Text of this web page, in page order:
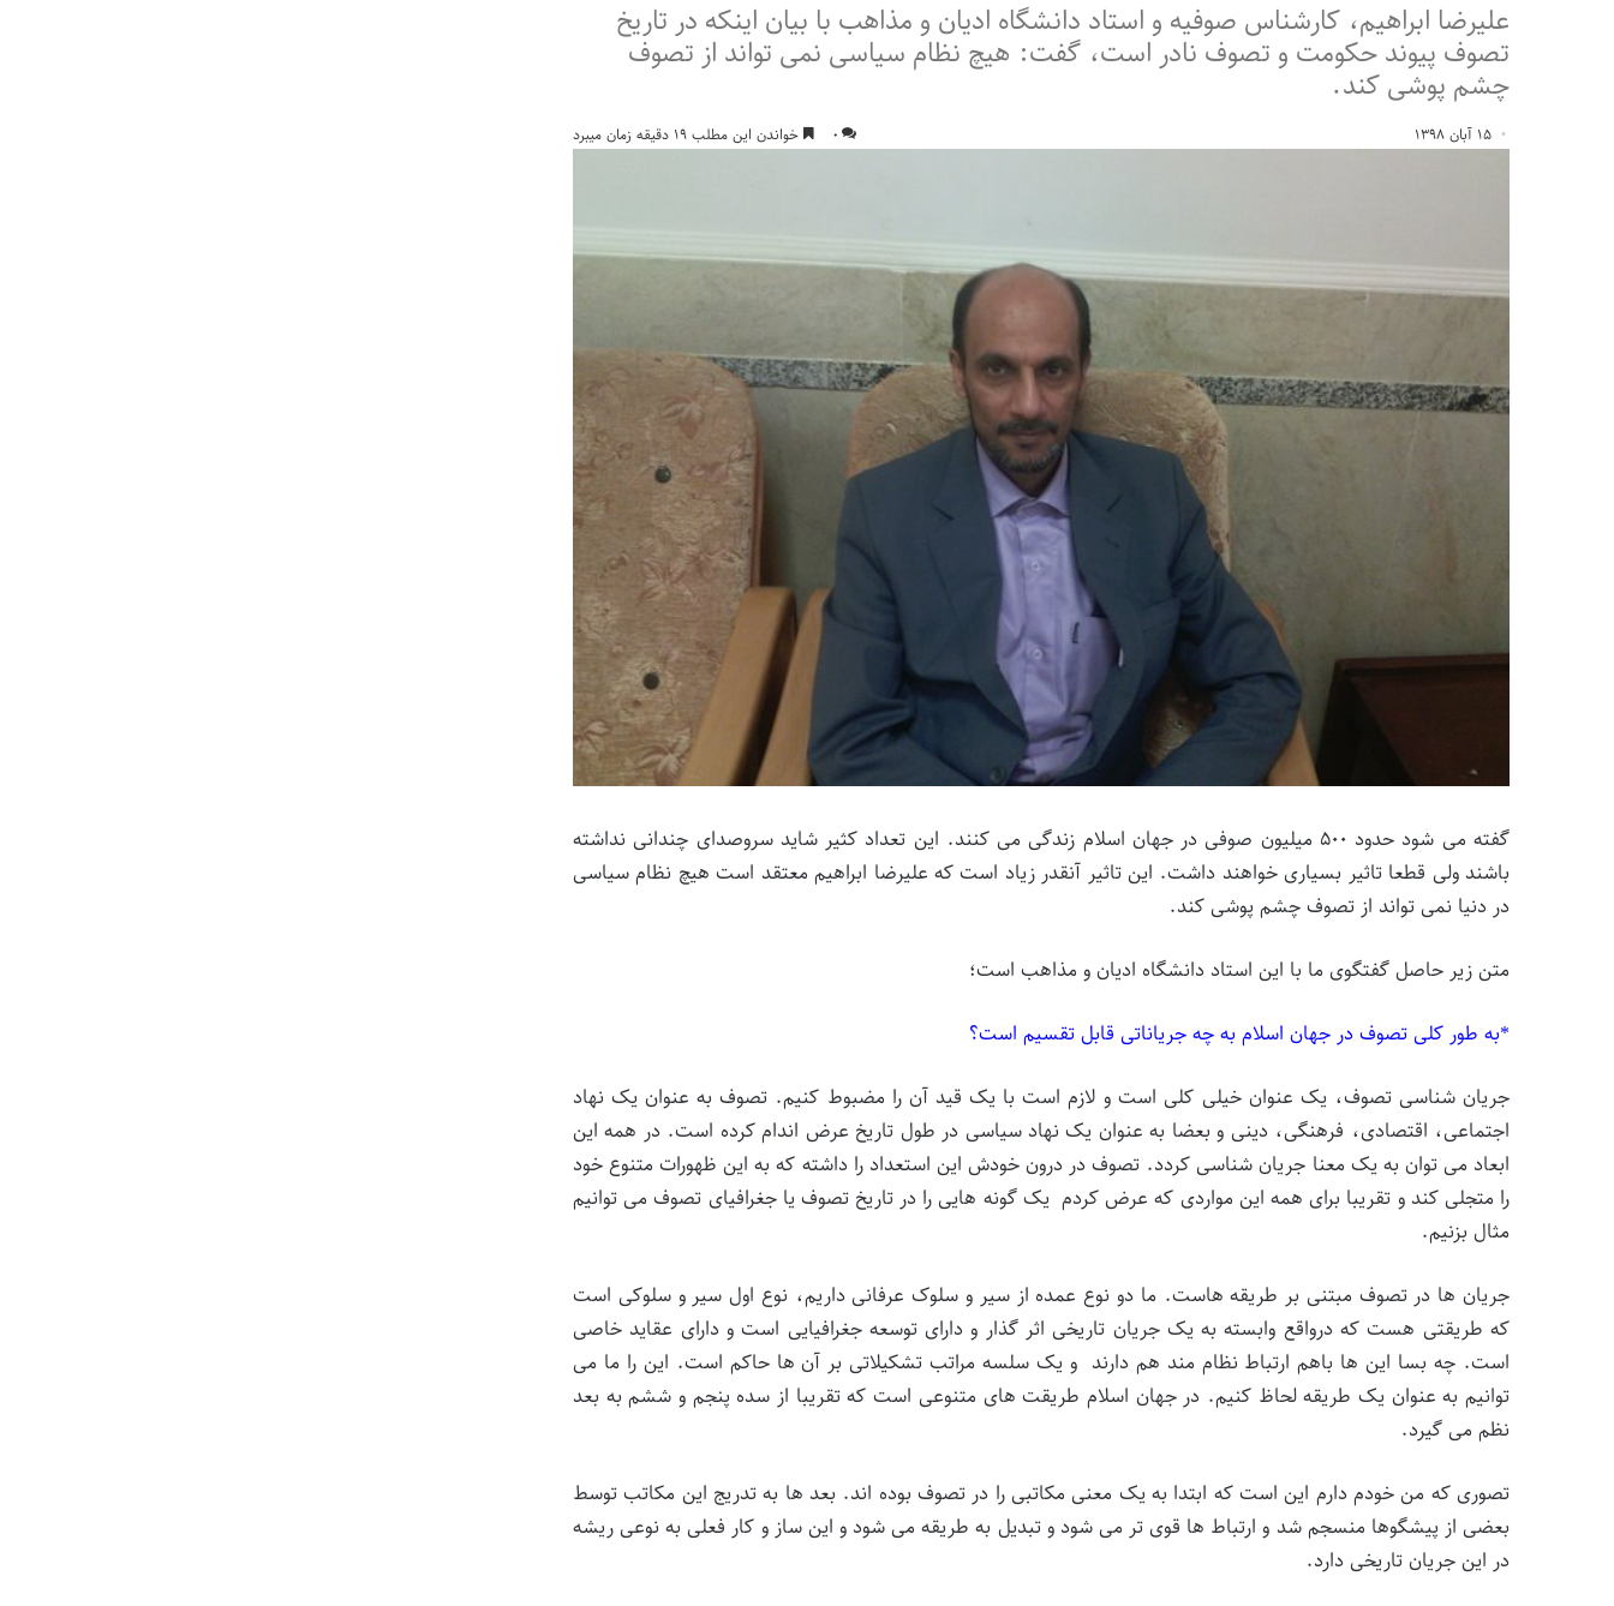
علیرضا ابراهیم، کارشناس صوفیه و استاد دانشگاه ادیان و مذاهب با بیان اینکه در تاریخ
تصوف پیوند حکومت و تصوف نادر است، گفت: هیچ نظام سیاسی نمی تواند از تصوف
چشم پوشی کند.
۱۵ آبان ۱۳۹۸ ۰ خواندن این مطلب ۱۹ دقیقه زمان میبرد
گفته می شود حدود ۵۰۰ میلیون صوفی در جهان اسلام زندگی می کنند. این تعداد کثیر شاید سروصدای چندانی نداشته
باشند ولی قطعا تاثیر بسیاری خواهند داشت. این تاثیر آنقدر زیاد است که علیرضا ابراهیم معتقد است هیچ نظام سیاسی
در دنیا نمی تواند از تصوف چشم پوشی کند.
متن زیر حاصل گفتگوی ما با این استاد دانشگاه ادیان و مذاهب است؛
*به طور کلی تصوف در جهان اسلام به چه جریاناتی قابل تقسیم است؟
جریان شناسی تصوف، یک عنوان خیلی کلی است و لازم است با یک قید آن را مضبوط کنیم. تصوف به عنوان یک نهاد
اجتماعی، اقتصادی، فرهنگی، دینی و بعضا به عنوان یک نهاد سیاسی در طول تاریخ عرض اندام کرده است. در همه این
ابعاد می توان به یک معنا جریان شناسی کردد. تصوف در درون خودش این استعداد را داشته که به این ظهورات متنوع خود
را متجلی کند و تقریبا برای همه این مواردی که عرض کردم یک گونه هایی را در تاریخ تصوف یا جغرافیای تصوف می توانیم
مثال بزنیم.
جریان ها در تصوف مبتنی بر طریقه هاست. ما دو نوع عمده از سیر و سلوک عرفانی داریم، نوع اول سیر و سلوکی است
که طریقتی هست که درواقع وابسته به یک جریان تاریخی اثر گذار و دارای توسعه جغرافیایی است و دارای عقاید خاصی
است. چه بسا این ها باهم ارتباط نظام مند هم دارند و یک سلسه مراتب تشکیلاتی بر آن ها حاکم است. این را ما می
توانیم به عنوان یک طریقه لحاظ کنیم. در جهان اسلام طریقت های متنوعی است که تقریبا از سده پنجم و ششم به بعد
نظم می گیرد.
تصوری که من خودم دارم این است که ابتدا به یک معنی مکاتبی را در تصوف بوده اند. بعد ها به تدریج این مکاتب توسط
بعضی از پیشگوها منسجم شد و ارتباط ها قوی تر می شود و تبدیل به طریقه می شود و این ساز و کار فعلی به نوعی ریشه
در این جریان تاریخی دارد.